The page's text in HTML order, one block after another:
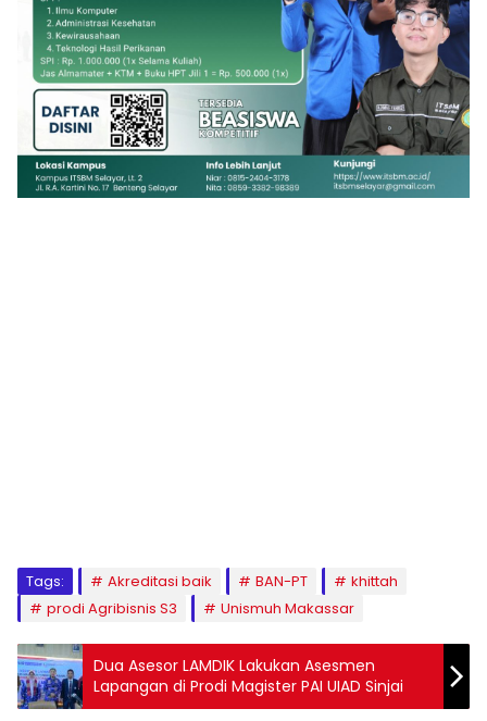
Tags: Akreditasi baik BAN-PT
khittah
prodi Agribisnis S3
Unismuh Makassar
Dua Asesor LAMDIK Lakukan Asesmen
Lapangan di Prodi Magister PAI UIAD Sinjai